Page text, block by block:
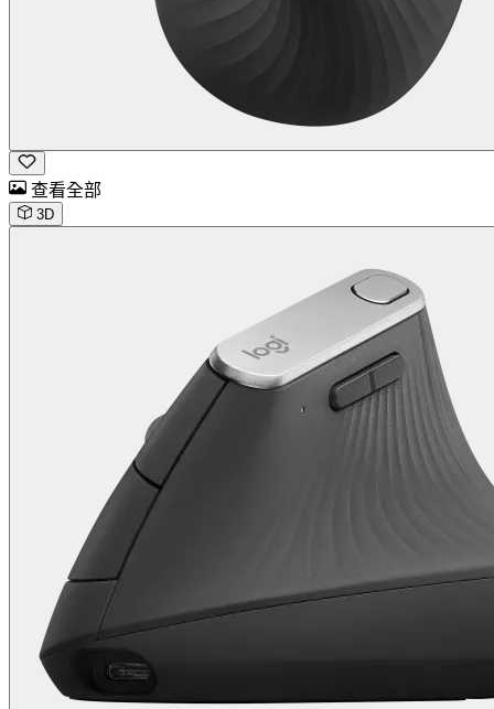
查看全部
3D